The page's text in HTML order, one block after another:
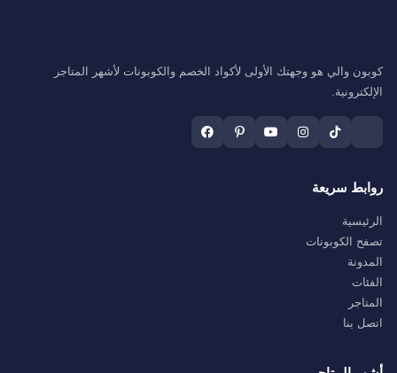
كوبون والي هو وجهتك الأولى لأكواد الخصم والكوبونات لأشهر المتاجر
الإلكترونية.
روابط سريعة
الرئيسية
تصفح الكوبونات
المدونة
الفئات
المتاجر
اتصل بنا